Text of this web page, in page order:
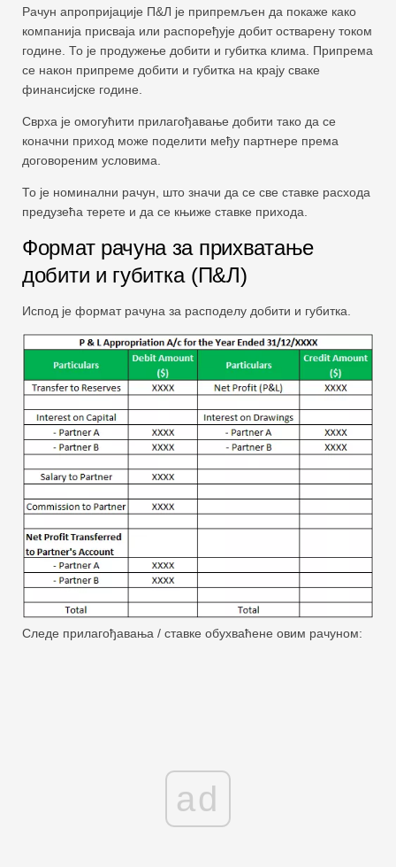
Рачун апропријације П&Л је припремљен да покаже како
компанија присваја или распоређује добит остварену током
године. То је продужење добити и губитка клима. Припрема
се након припреме добити и губитка на крају сваке
финансијске године.
Сврха је омогућити прилагођавање добити тако да се
коначни приход може поделити међу партнере према
договореним условима.
То је номинални рачун, што значи да се све ставке расхода
предузећа терете и да се књиже ставке прихода.
Формат рачуна за прихватање
добити и губитка (П&Л)
Испод је формат рачуна за расподелу добити и губитка.
Следе прилагођавања / ставке обухваћене овим рачуном:
ad